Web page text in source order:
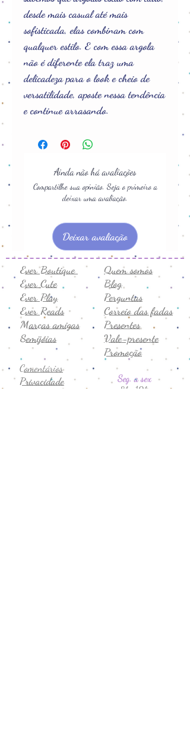
desde mais casual até mais
sofisticada, elas combinam com
qualquer estilo. E com essa argola
não é diferente ela traz uma
delicadeza para o look e cheio de
versatilidade, aposte nessa tendência
e continue arrasando.
Ainda não há avaliações
Compartilhe sua opinião. Seja o primeiro a
deixar uma avaliação.
Deixar avaliação
Ever Boutique
Ever Cute
Ever Play
Ever Reads
Marcas amigas
Semijóias
Quem somos
Blog
Perguntas
Correio das fadas
Presentes
Vale-presente
Promoção
Comentários
Privacidade
Seg. a sex
8h-19h